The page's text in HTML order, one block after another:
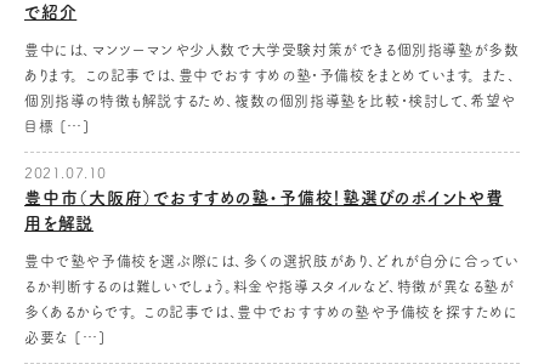
で紹介
豊中には、マンツーマンや少人数で大学受験対策ができる個別指導塾が多数
あります。 この記事では、豊中でおすすめの塾・予備校をまとめています。 また、
個別指導の特徴も解説するため、複数の個別指導塾を比較・検討して、希望や
目標 […]
2021.07.10
豊中市（大阪府）でおすすめの塾・予備校！塾選びのポイントや費
用を解説
豊中で塾や予備校を選ぶ際には、多くの選択肢があり、どれが自分に合ってい
るか判断するのは難しいでしょう。料金や指導スタイルなど、特徴が異なる塾が
多くあるからです。 この記事では、豊中でおすすめの塾や予備校を探すために
必要な […]